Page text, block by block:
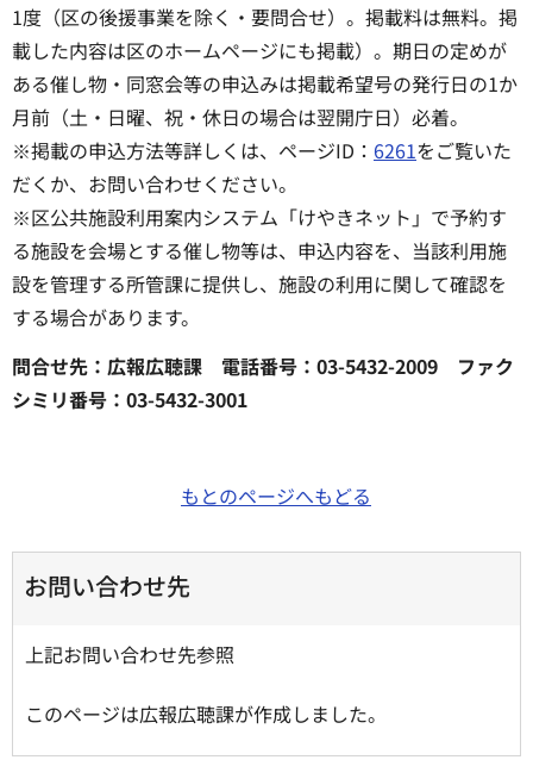
1度（区の後援事業を除く・要問合せ）。掲載料は無料。掲
載した内容は区のホームページにも掲載）。期日の定めが
ある催し物・同窓会等の申込みは掲載希望号の発行日の1か
月前（土・日曜、祝・休日の場合は翌開庁日）必着。
※掲載の申込方法等詳しくは、ページID： 6261をご覧いた
だくか、お問い合わせください。
※区公共施設利用案内システム「けやきネット」で予約す
る施設を会場とする催し物等は、申込内容を、当該利用施
設を管理する所管課に提供し、施設の利用に関して確認を
する場合があります。
問合せ先：広報広聴課 電話番号：03-5432-2009 ファク
シミリ番号：03-5432-3001
もとのページへもどる
お問い合わせ先
上記お問い合わせ先参照
このページは広報広聴課が作成しました。